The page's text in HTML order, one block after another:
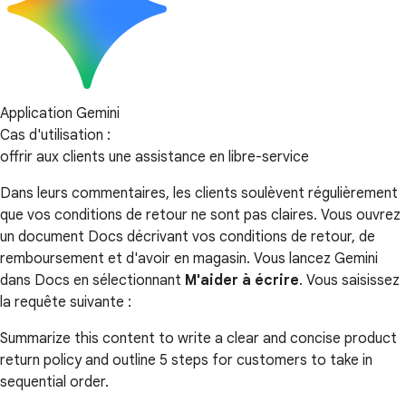
Application Gemini
Cas d'utilisation :
offrir aux clients une assistance en libre-service
Dans leurs commentaires, les clients soulèvent régulièrement
que vos conditions de retour ne sont pas claires. Vous ouvrez
un document Docs décrivant vos conditions de retour, de
remboursement et d'avoir en magasin. Vous lancez Gemini
dans Docs en sélectionnant M'aider à écrire. Vous saisissez
la requête suivante :
Summarize this content to write a clear and concise product
return policy and outline 5 steps for customers to take in
sequential order.